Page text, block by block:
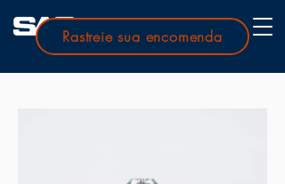
Rastreie sua encomenda